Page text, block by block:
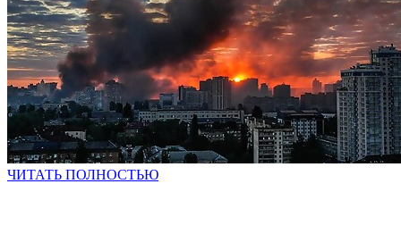
ЧИТАТЬ ПОЛНОСТЬЮ